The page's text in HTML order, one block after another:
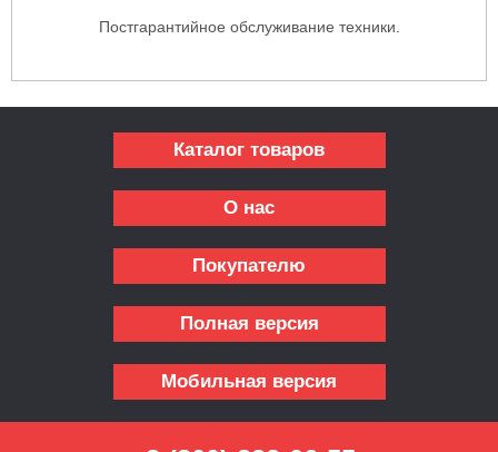
Постгарантийное обслуживание техники.
Каталог товаров
О нас
Покупателю
Полная версия
Мобильная версия